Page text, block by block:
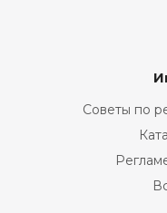
Советы по